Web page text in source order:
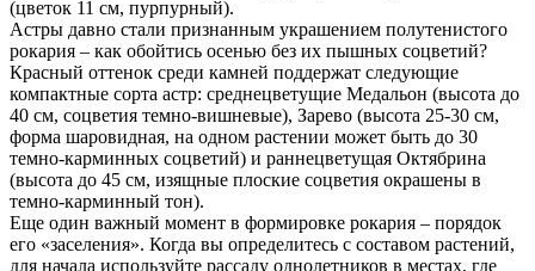
(цветок 11 см, пурпурный).
Астры давно стали признанным украшением полутенистого
рокария – как обойтись осенью без их пышных соцветий?
Красный оттенок среди камней поддержат следующие
компактные сорта астр: среднецветущие Медальон (высота до
40 см, соцветия темно-вишневые), Зарево (высота 25-30 см,
форма шаровидная, на одном растении может быть до 30
темно-карминных соцветий) и раннецветущая Октябрина
(высота до 45 см, изящные плоские соцветия окрашены в
темно-карминный тон).
Еще один важный момент в формировке рокария – порядок
его «заселения». Когда вы определитесь с составом растений,
для начала используйте рассаду однолетников в местах, где